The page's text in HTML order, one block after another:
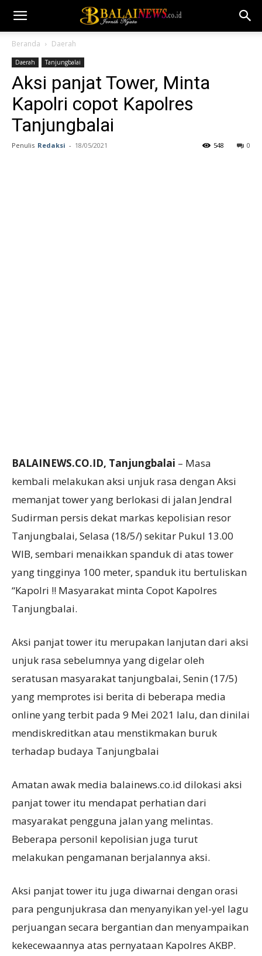
Beranda Daerah
Daerah Tanjungbalai
Aksi panjat Tower, Minta
Kapolri copot Kapolres
Tanjungbalai
Penulis Redaksi - 18/05/2021 0
548
BALAINEWS.CO.ID, Tanjungbalai – Masa
kembali melakukan aksi unjuk rasa dengan Aksi
memanjat tower yang berlokasi di jalan Jendral
Sudirman persis dekat markas kepolisian resor
Tanjungbalai, Selasa (18/5/) sekitar Pukul 13.00
WIB, sembari menaikkan spanduk di atas tower
yang tingginya 100 meter, spanduk itu bertuliskan
“Kapolri !! Masyarakat minta Copot Kapolres
Tanjungbalai.
Aksi panjat tower itu merupakan lanjutan dari aksi
unjuk rasa sebelumnya yang digelar oleh
seratusan masyarakat tanjungbalai, Senin (17/5)
yang memprotes isi berita di beberapa media
online yang terbit pada 9 Mei 2021 lalu, dan dinilai
mendiskreditkan atau menstikmakan buruk
terhadap budaya Tanjungbalai
Amatan awak media balainews.co.id dilokasi aksi
panjat tower itu mendapat perhatian dari
masyarakat pengguna jalan yang melintas.
Beberapa personil kepolisian juga turut
melakukan pengamanan berjalannya aksi.
Aksi panjat tower itu juga diwarnai dengan orasi
para pengunjukrasa dan menyanyikan yel-yel lagu
perjuangan secara bergantian dan menyampaikan
kekecewaannya atas pernyataan Kapolres AKBP.